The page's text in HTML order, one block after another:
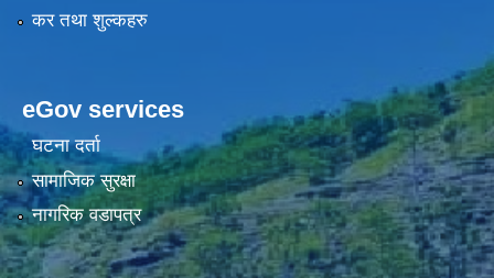
कर तथा शुल्कहरु
eGov services
घटना दर्ता
सामाजिक सुरक्षा
नागरिक वडापत्र